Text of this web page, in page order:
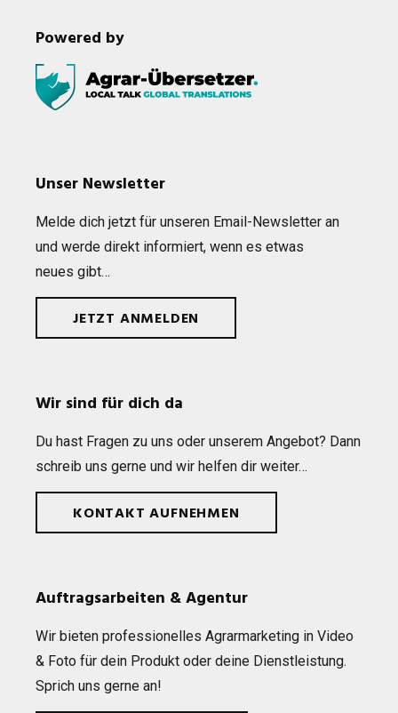
Powered by
Unser Newsletter
Melde dich jetzt für unse­ren Email-News­let­ter an
und werde direkt infor­miert, wenn es etwas
neues gibt…
JETZT ANMELDEN
Wir sind für dich da
Du hast Fra­gen zu uns oder unse­rem Ange­bot? Dann
schreib uns gerne und wir hel­fen dir weiter…
KONTAKT AUFNEHMEN
Auftragsarbeiten & Agentur
Wir bie­ten pro­fes­sio­nel­les Agrar­mar­ke­ting in Video
& Foto für dein Pro­dukt oder deine Dienst­leis­tung.
Sprich uns gerne an!